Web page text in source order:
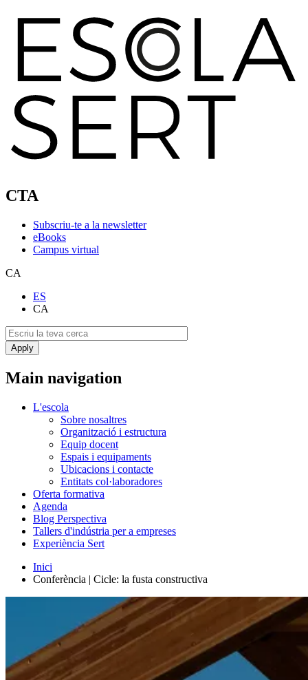
CTA
Subscriu-te a la newsletter
eBooks
Campus virtual
CA
ES
CA
Main navigation
L'escola
Sobre nosaltres
Organització i estructura
Equip docent
Espais i equipaments
Ubicacions i contacte
Entitats col·laboradores
Oferta formativa
Agenda
Blog Perspectiva
Tallers d'indústria per a empreses
Experiència Sert
Inici
Conferència | Cicle: la fusta constructiva